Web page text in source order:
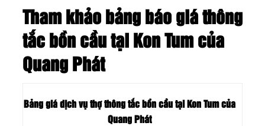
Tham khảo bảng báo giá thông
tắc bồn cầu tại Kon Tum của
Quang Phát
Bảng giá dịch vụ thợ thông tắc bồn cầu tại Kon Tum của
Quang Phát